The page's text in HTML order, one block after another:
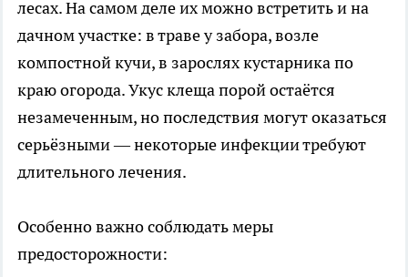
лесах. На самом деле их можно встретить и на
дачном участке: в траве у забора, возле
компостной кучи, в зарослях кустарника по
краю огорода. Укус клеща порой остаётся
незамеченным, но последствия могут оказаться
серьёзными — некоторые инфекции требуют
длительного лечения.
Особенно важно соблюдать меры
предосторожности: